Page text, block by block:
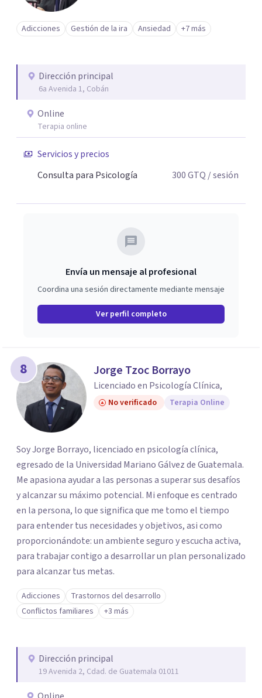
Adicciones Gestión de la ira Ansiedad +7 más
Dirección principal
6a Avenida 1, Cobán
Online
Terapia online
Servicios y precios
Consulta para Psicología
300GTQ / sesión
Envía un mensaje al profesional
Coordina una sesión directamente mediante mensaje
Ver perfil completo
8 Jorge Tzoc Borrayo
Licenciado en Psicología Clínica,
No verificado Terapia Online
Soy Jorge Borrayo, licenciado en psicología clínica,
egresado de la Universidad Mariano Gálvez de Guatemala.
Me apasiona ayudar a las personas a superar sus desafíos
y alcanzar su máximo potencial. Mi enfoque es centrado
en la persona, lo que significa que me tomo el tiempo
para entender tus necesidades y objetivos, asi como
proporcionándote: un ambiente seguro y escucha activa,
para trabajar contigo a desarrollar un plan personalizado
para alcanzar tus metas.
Adicciones
Trastornos del desarrollo
Conflictos familiares
+3 más
Dirección principal
19 Avenida 2, Cdad. de Guatemala 01011